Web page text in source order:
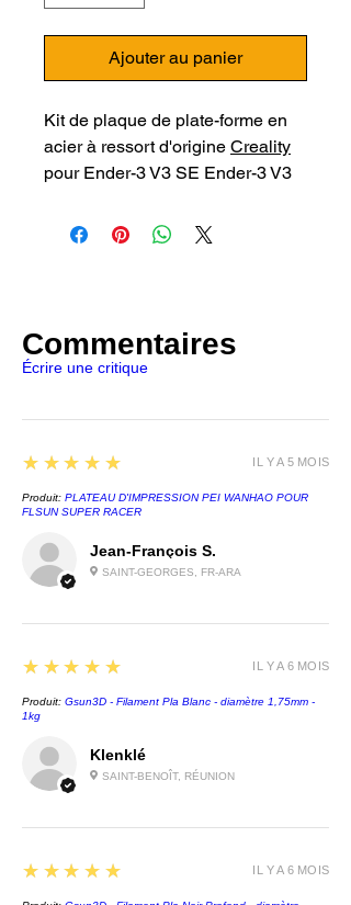
Ajouter au panier
Kit de plaque de plate-forme en
acier à ressort d'origine Creality
pour Ender-3 V3 SE Ender-3 V3
Commentaires
Écrire une critique
Jean-François S.
SAINT-GEORGES, FR-ARA
5
★★★★★
Produit: PLATEAU D'IMPRESSION PEI WANHAO POUR
FLSUN SUPER RACER
IL Y A 5 MOIS
Klenklé
SAINT-BENOÎT, RÉUNION
5
★★★★★
Produit: Gsun3D - Filament Pla Blanc - diamètre 1,75mm -
1kg
IL Y A 6 MOIS
5
★★★★★ IL Y A 6 MOIS